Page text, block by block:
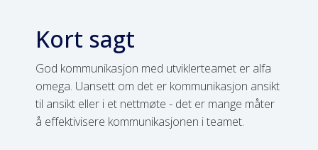
Kort sagt
God kommunikasjon med utviklerteamet er alfa
omega. Uansett om det er kommunikasjon ansikt
til ansikt eller i et nettmøte - det er mange måter
å effektivisere kommunikasjonen i teamet.